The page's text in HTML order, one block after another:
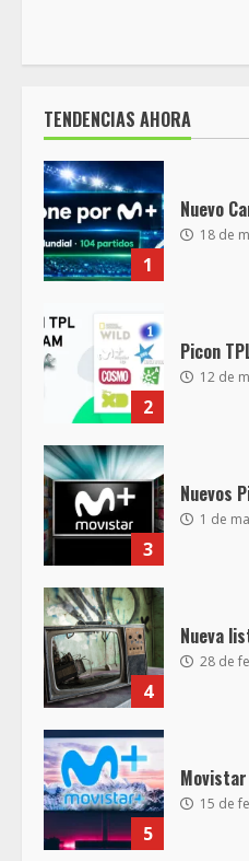
TENDENCIAS AHORA
1
Nuevo
18 de
2
Picon
12 de
3
Nuevos
1 de
4
Nueva
28 de
5
Movistar
15 de